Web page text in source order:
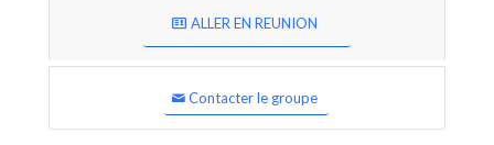
ALLER EN REUNION
Contacter le groupe